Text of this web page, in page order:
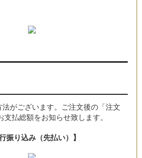
がございます。ご注文後の「注文
支払総額をお知らせ致します。
行振り込み（先払い）】